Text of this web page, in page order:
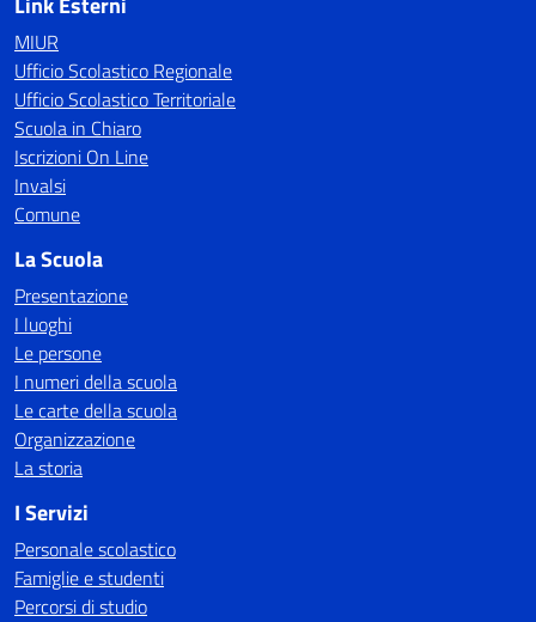
MIUR
Ufficio Scolastico Regionale
Ufficio Scolastico Territoriale
Scuola in Chiaro
Iscrizioni On Line
Invalsi
Comune
La Scuola
Presentazione
I luoghi
Le persone
I numeri della scuola
Le carte della scuola
Organizzazione
La storia
I Servizi
Personale scolastico
Famiglie e studenti
Percorsi di studio